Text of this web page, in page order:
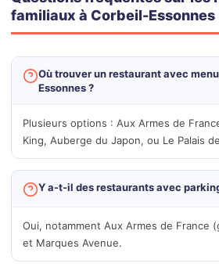
familiaux à Corbeil-Essonnes
Où trouver un restaurant avec
Essonnes ?
Plusieurs options : Aux Armes de
King, Auberge du Japon, ou Le Palais
Y a-t-il des restaurants avec
Oui, notamment Aux Armes de France
et Marques Avenue.